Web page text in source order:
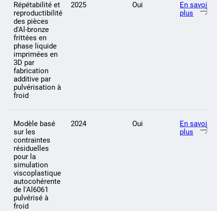
Répétabilité et
reproductibilité
des pièces
d'Al-bronze
frittées en
phase liquide
imprimées en
3D par
fabrication
additive par
pulvérisation à
froid
2025 Oui
En savoir
plus
Modèle basé
sur les
contraintes
résiduelles
pour la
simulation
viscoplastique
autocohérente
de l'Al6061
pulvérisé à
froid
2024 Oui
En savoir
plus